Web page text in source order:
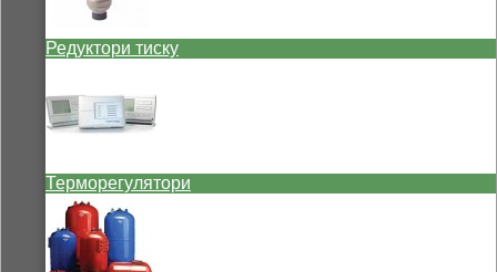
Редуктори тиску
Терморегулятори